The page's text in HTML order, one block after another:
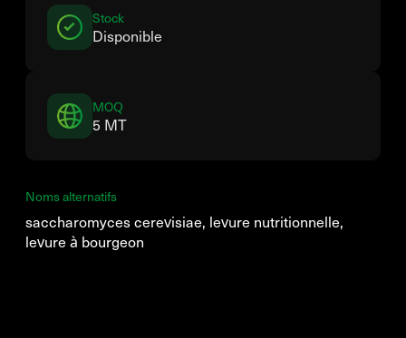
Stock
Disponible
MOQ
5 MT
Noms alternatifs
saccharomyces cerevisiae, levure nutritionnelle,
levure à bourgeon